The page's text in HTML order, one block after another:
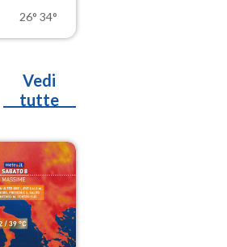
26° 34°
Vedi
tutte